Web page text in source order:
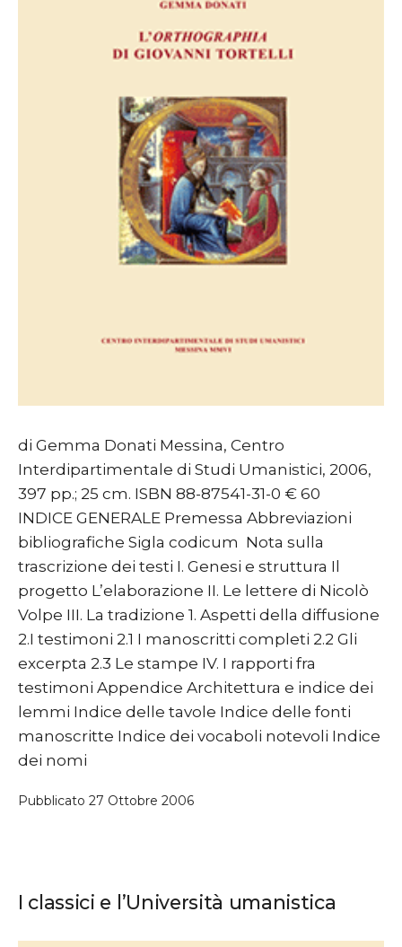
di Gemma Donati Messina, Centro
Interdipartimentale di Studi Umanistici, 2006,
397 pp.; 25 cm. ISBN 88-87541-31-0 € 60
INDICE GENERALE Premessa Abbreviazioni
bibliografiche Sigla codicum Nota sulla
trascrizione dei testi I. Genesi e struttura Il
progetto L’elaborazione II. Le lettere di Nicolò
Volpe III. La tradizione 1. Aspetti della diffusione
2.I testimoni 2.1 I manoscritti completi 2.2 Gli
excerpta 2.3 Le stampe IV. I rapporti fra
testimoni Appendice Architettura e indice dei
lemmi Indice delle tavole Indice delle fonti
manoscritte Indice dei vocaboli notevoli Indice
dei nomi
Pubblicato 27 Ottobre 2006
I classici e l’Università umanistica